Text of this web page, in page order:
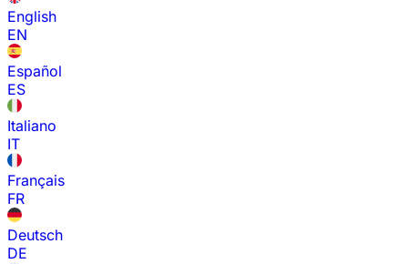
English
EN
Español
ES
Italiano
IT
Français
FR
Deutsch
DE